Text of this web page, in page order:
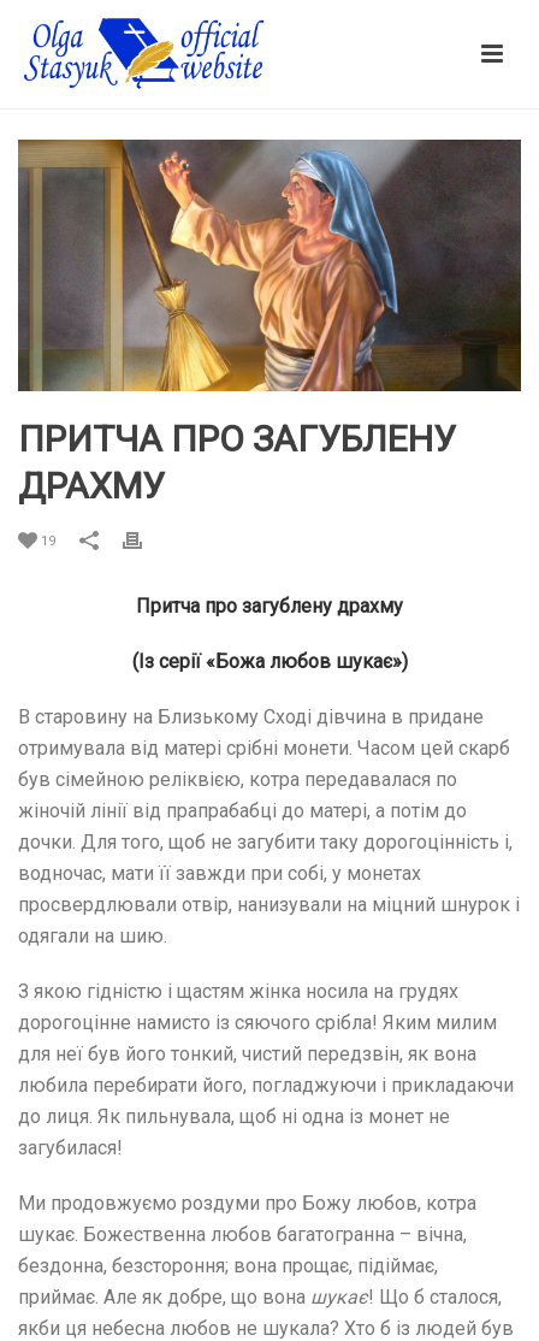
ПРИТЧА ПРО ЗАГУБЛЕНУ
ДРАХМУ
19
Притча про загублену драхму
(Із серії «Божа любов шукає»)
В старовину на Близькому Сході дівчина в придане
отримувала від матері срібні монети. Часом цей скарб
був сімейною реліквією, котра передавалася по
жіночій лінії від прапрабабці до матері, а потім до
дочки. Для того, щоб не загубити таку дорогоцінність і,
водночас, мати її завжди при собі, у монетах
просвердлювали отвір, нанизували на міцний шнурок і
одягали на шию.
З якою гідністю і щастям жінка носила на грудях
дорогоцінне намисто із сяючого срібла! Яким милим
для неї був його тонкий, чистий передзвін, як вона
любила перебирати його, погладжуючи і прикладаючи
до лиця. Як пильнувала, щоб ні одна із монет не
загубилася!
Ми продовжуємо роздуми про Божу любов, котра
шукає. Божественна любов багатогранна – вічна,
бездонна, безстороння; вона прощає, підіймає,
приймає. Але як добре, що вона шукає! Що б сталося,
якби ця небесна любов не шукала? Хто б із людей був